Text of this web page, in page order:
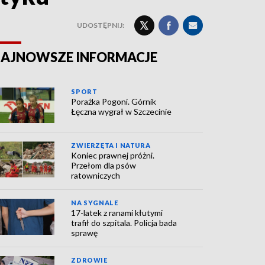
UDOSTĘPNIJ:
INFORMACJE
SPORT
Porażka Pogoni. Górnik
Łęczna wygrał w Szczecinie
ZWIERZĘTA I NATURA
Koniec prawnej próżni.
Przełom dla psów
ratowniczych
NA SYGNALE
17-latek z ranami kłutymi
trafił do szpitala. Policja bada
sprawę
ZDROWIE